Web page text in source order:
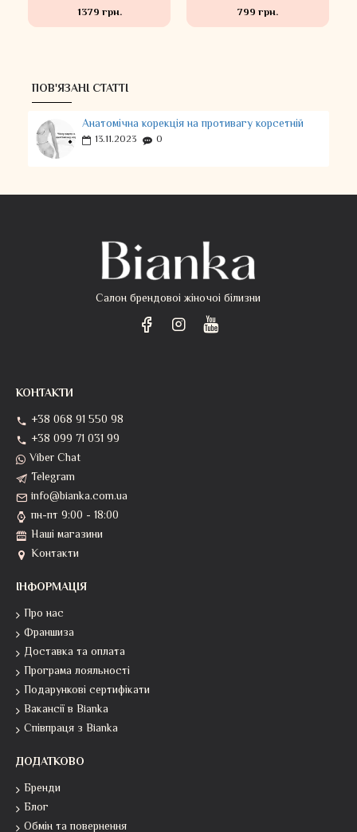
1379 грн.
799 грн.
ПОВ'ЯЗАНІ СТАТТІ
Анатомічна корекція на противагу корсетній
13.11.2023 0
Салон брендовоі жіночоі білизни
КОНТАКТИ
+38 068 91 550 98
+38 099 71 031 99
Viber Chat
Telegram
info@bianka.com.ua
пн-пт 9:00 - 18:00
Наші магазини
Контакти
ІНФОРМАЦІЯ
Про нас
Франшиза
Доставка та оплата
Програма лояльності
Подарункові сертифікати
Вакансії в Bianka
Співпраця з Bianka
ДОДАТКОВО
Бренди
Блог
Обмін та повернення